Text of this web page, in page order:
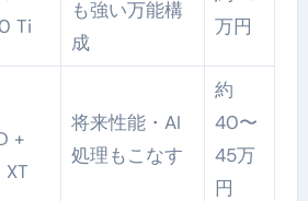
Ti
も強い万能構
成
万円
+
将来性能・AI
処理もこなす
約
40〜
45万
円